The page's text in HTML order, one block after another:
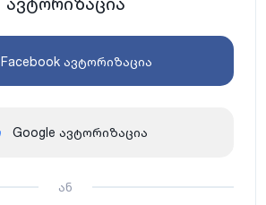
Facebook ავტორიზაცია
Google ავტორიზაცია
ან